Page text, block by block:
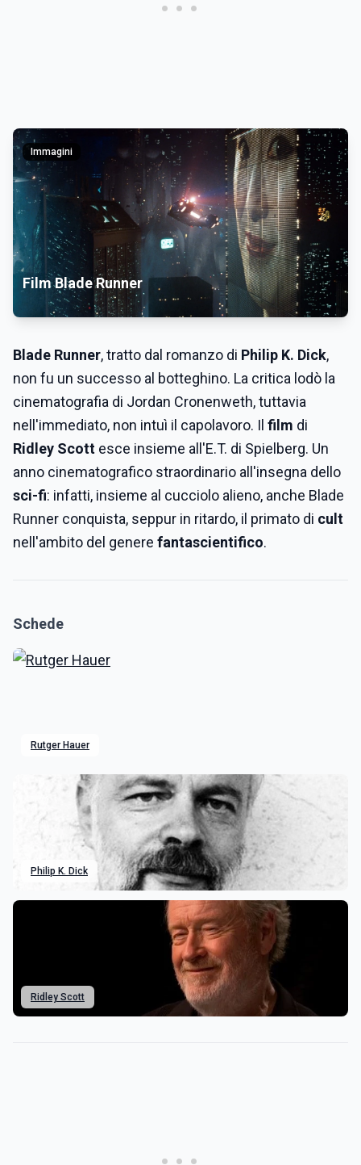
Immagini
Film Blade Runner
Blade Runner, tratto dal romanzo di Philip K. Dick,
non fu un successo al botteghino. La critica lodò la
cinematografia di Jordan Cronenweth, tuttavia
nell'immediato, non intuì il capolavoro. Il film di
Ridley Scott esce insieme all'E.T. di Spielberg. Un
anno cinematografico straordinario all'insegna dello
sci-fi: infatti, insieme al cucciolo alieno, anche Blade
Runner conquista, seppur in ritardo, il primato di cult
nell'ambito del genere fantascientifico.
Schede
Rutger Hauer
Philip K. Dick
Ridley Scott